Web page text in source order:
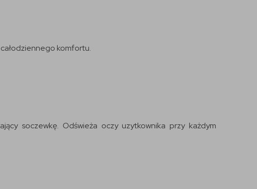
komfortu.
soczewkę. Odświeża oczy uzytkownika przy każdym